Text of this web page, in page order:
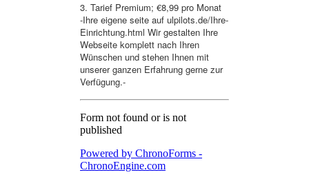
3. Tarief Premium; €8,99 pro Monat
-Ihre eigene seite auf ulpilots.de/Ihre-
Einrichtung.html Wir gestalten Ihre
Webseite komplett nach Ihren
Wünschen und stehen Ihnen mit
unserer ganzen Erfahrung gerne zur
Verfügung.-
Form not found or is not
published
Powered by ChronoForms -
ChronoEngine.com